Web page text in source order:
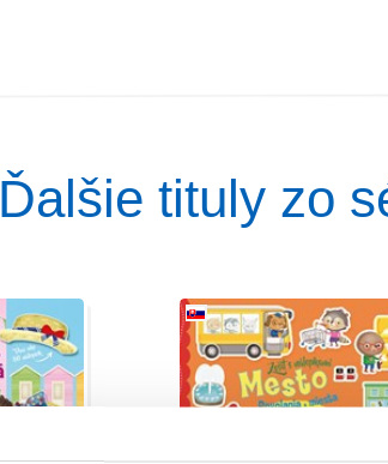
Ďalšie tituly zo